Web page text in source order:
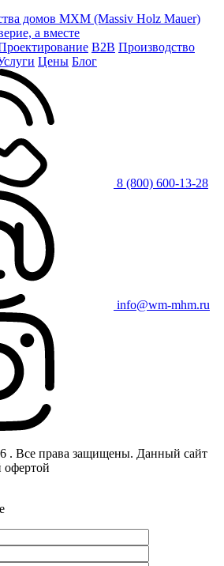
домов МХМ (Massiv Holz Mauer)
а вместе
B2B Производство
Цены Блог
8 (800) 600-13-28
info@wm-mhm.ru
. Все права защищены. Данный сайт
офертой